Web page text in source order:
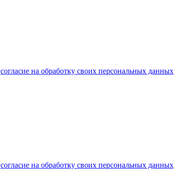
согласие на обработку своих персональных данных
согласие на обработку своих персональных данных